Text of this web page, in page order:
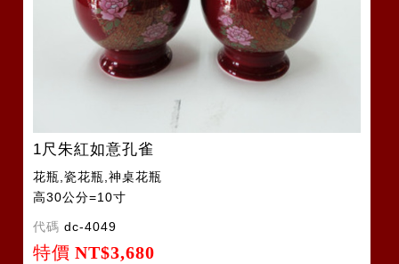
1尺朱紅如意孔雀
花瓶,瓷花瓶,神桌花瓶
高30公分=10寸
代碼 dc-4049
特價 NT$3,680